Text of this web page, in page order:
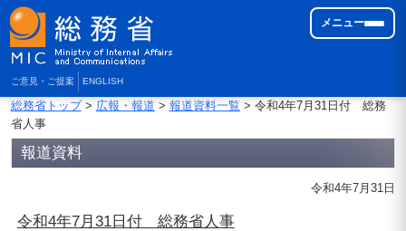
ご意見・ご提案 ENGLISH
メニュー
総務省トップ> 広報・報道 > 報道資料一覧> 令和4年7月31日付 総務
省人事
報道資料
令和4年7月31日
令和4年7月31日付 総務省人事